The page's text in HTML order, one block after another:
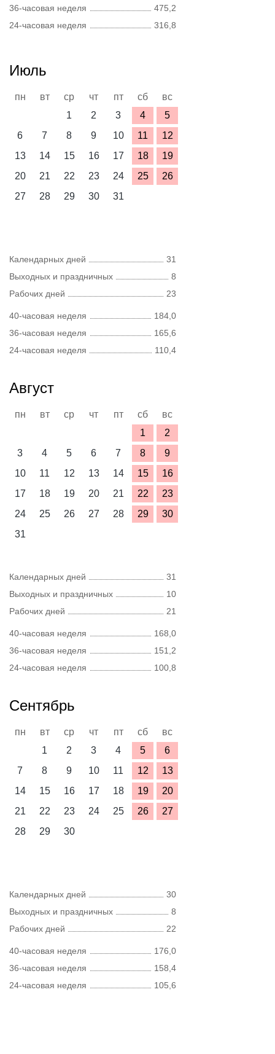
36-часовая неделя
475,2
24-часовая неделя
316,8
Июль
пн вт ср чт пт сб
вс
1
2 3 4
5
6
7 8 9 10 11
12
13
14 15 16 17 18
19
20
21 22 23 24 25
26
27
28 29 30 31
Календарных дней
31
Выходных и праздничных
8
Рабочих дней
23
40-часовая неделя
184,0
36-часовая неделя
165,6
24-часовая неделя
110,4
Август
пн вт ср чт пт сб
вс
1
2
3
4 5 6 7 8
9
10
11 12 13 14 15
16
17
18 19 20 21 22
23
24
25 26 27 28 29
30
31
Календарных дней
31
Выходных и праздничных
10
Рабочих дней
21
40-часовая неделя
168,0
36-часовая неделя
151,2
24-часовая неделя
100,8
Сентябрь
пн вт ср чт пт сб
вс
1
2 3 4 5
6
7
8 9 10 11 12
13
14
15 16 17 18 19
20
21
22 23 24 25 26
27
28
29 30
Календарных дней
30
Выходных и праздничных
8
Рабочих дней
22
40-часовая неделя
176,0
36-часовая неделя
158,4
24-часовая неделя
105,6